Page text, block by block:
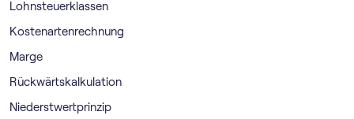
Lohnsteuerklassen
Kostenartenrechnung
Marge
Rückwärtskalkulation
Niederstwertprinzip